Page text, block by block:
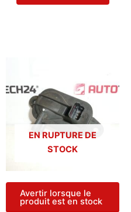
EN RUPTURE DE
STOCK
Avertir lorsque le
produit est en stock